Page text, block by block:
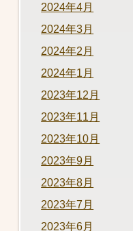
2024年4月
2024年3月
2024年2月
2024年1月
2023年12月
2023年11月
2023年10月
2023年9月
2023年8月
2023年7月
2023年6月